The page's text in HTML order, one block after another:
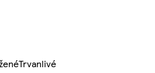
Trvanlivé